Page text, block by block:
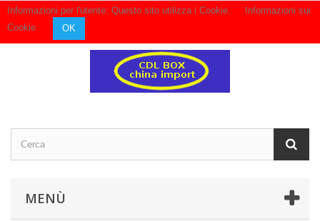
MENÙ
Informazioni per l'utente: Questo sito utilizza i Cookie.
Informazioni sui
Cookie
OK